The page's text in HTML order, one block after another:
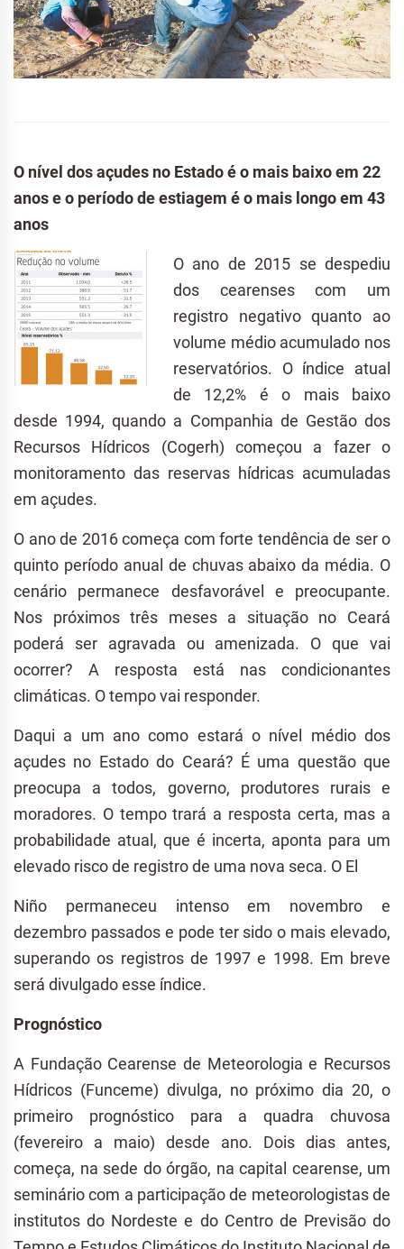
O nível dos açudes no Estado é o mais baixo em 22
anos e o período de estiagem é o mais longo em 43
anos
O ano de 2015 se despediu
dos cearenses com um
registro negativo quanto ao
volume médio acumulado nos
reservatórios. O índice atual
de 12,2% é o mais baixo
desde 1994, quando a Companhia de Gestão dos
Recursos Hídricos (Cogerh) começou a fazer o
monitoramento das reservas hídricas acumuladas
em açudes.
O ano de 2016 começa com forte tendência de ser o
quinto período anual de chuvas abaixo da média. O
cenário permanece desfavorável e preocupante.
Nos próximos três meses a situação no Ceará
poderá ser agravada ou amenizada. O que vai
ocorrer? A resposta está nas condicionantes
climáticas. O tempo vai responder.
Daqui a um ano como estará o nível médio dos
açudes no Estado do Ceará? É uma questão que
preocupa a todos, governo, produtores rurais e
moradores. O tempo trará a resposta certa, mas a
probabilidade atual, que é incerta, aponta para um
elevado risco de registro de uma nova seca. O El
Niño permaneceu intenso em novembro e
dezembro passados e pode ter sido o mais elevado,
superando os registros de 1997 e 1998. Em breve
será divulgado esse índice.
Prognóstico
A Fundação Cearense de Meteorologia e Recursos
Hídricos (Funceme) divulga, no próximo dia 20, o
primeiro prognóstico para a quadra chuvosa
(fevereiro a maio) desde ano. Dois dias antes,
começa, na sede do órgão, na capital cearense, um
seminário com a participação de meteorologistas de
institutos do Nordeste e do Centro de Previsão do